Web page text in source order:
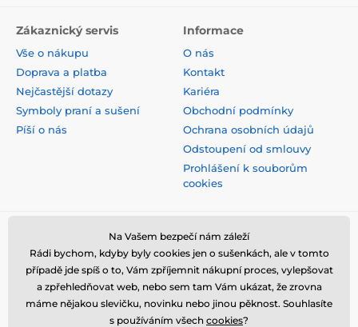
Zákaznický servis
Vše o nákupu
Doprava a platba
Nejčastější dotazy
Symboly praní a sušení
Píší o nás
Informace
O nás
Kontakt
Kariéra
Obchodní podmínky
Ochrana osobních údajů
Odstoupení od smlouvy
Prohlášení k souborům
cookies
Bezpečná platba kartou
Na Vašem bezpečí nám záleží
Rádi bychom, kdyby byly cookies jen o sušenkách, ale v tomto
případě jde spíš o to, Vám zpříjemnit nákupní proces, vylepšovat
a zpřehledňovat web, nebo sem tam Vám ukázat, že zrovna
máme nějakou slevičku, novinku nebo jinou pěknost. Souhlasíte
s používáním všech cookies?